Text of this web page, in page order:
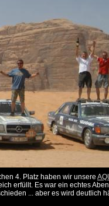
4. Platz haben wir unsere
erfüllt. Es war ein echtes
... aber es wird deutlich